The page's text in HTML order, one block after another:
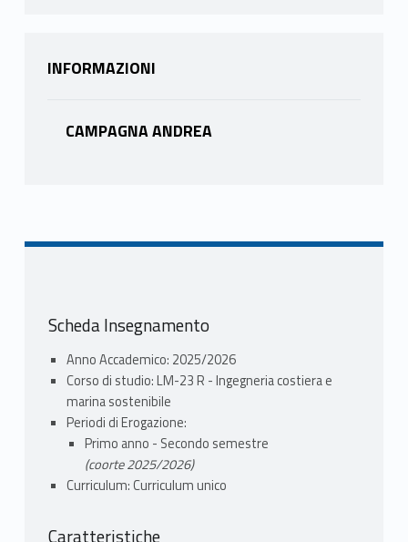
INFORMAZIONI
CAMPAGNA ANDREA
Scheda Insegnamento
Anno Accademico: 2025/2026
Corso di studio: LM-23 R - Ingegneria costiera e
marina sostenibile
Periodi di Erogazione:
Primo anno - Secondo semestre
(coorte 2025/2026)
Curriculum: Curriculum unico
Caratteristiche